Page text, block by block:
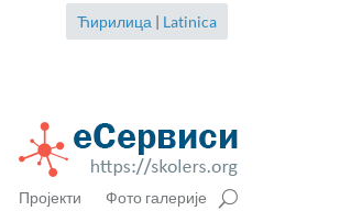
Ћирилица | Latinica
Пројекти Фото галерије